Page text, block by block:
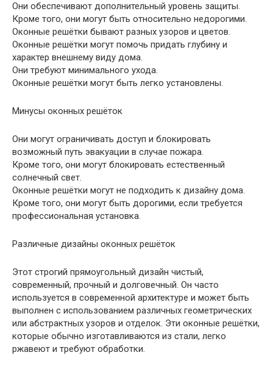
Они обеспечивают дополнительный уровень защиты.
Кроме того, они могут быть относительно недорогими.
Оконные решётки бывают разных узоров и цветов.
Оконные решётки могут помочь придать глубину и
характер внешнему виду дома.
Они требуют минимального ухода.
Оконные решётки могут быть легко установлены.
Минусы оконных решёток
Они могут ограничивать доступ и блокировать
возможный путь эвакуации в случае пожара.
Кроме того, они могут блокировать естественный
солнечный свет.
Оконные решётки могут не подходить к дизайну дома.
Кроме того, они могут быть дорогими, если требуется
профессиональная установка.
Различные дизайны оконных решёток
Этот строгий прямоугольный дизайн чистый,
современный, прочный и долговечный. Он часто
используется в современной архитектуре и может быть
выполнен с использованием различных геометрических
или абстрактных узоров и отделок. Эти оконные решётки,
которые обычно изготавливаются из стали, легко
ржавеют и требуют обработки.